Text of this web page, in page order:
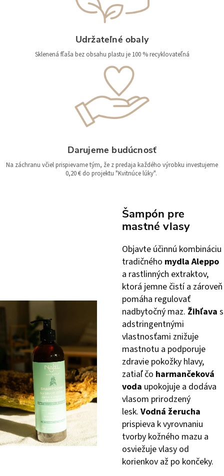
Udržateľné obaly
Sklenená fľaša bez obsahu plastu je 100 % recyklovateľná
Darujeme budúcnosť
Na záchranu včiel prispievame tým, že z predaja každého výrobku investujeme
0,20 € do projektu "Kvitnúce lúky".
Šampón pre
mastné vlasy
Objavte účinnú kombináciu
tradičného mydla Aleppo
a rastlinných extraktov,
ktorá jemne čistí a zároveň
pomáha regulovať
nadbytočný maz. Žihľava s
adstringentnými
vlastnosťami znižuje
mastnotu a podporuje
zdravie pokožky hlavy,
zatiaľ čo harmančeková
voda upokojuje a dodáva
vlasom prirodzený
lesk. Vodná žerucha
prispieva k vyrovnaniu
tvorby kožného mazu a
osviežuje vlasy od
korienkov až po končeky.